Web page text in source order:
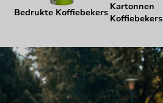
Bedrukte Koffiebekers
Kartonnen
Koffiebekers